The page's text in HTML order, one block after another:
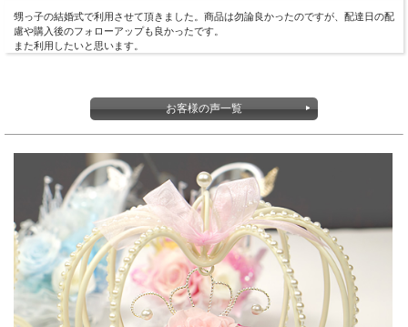
甥っ子の結婚式で利用させて頂きました。商品は勿論良かったのですが、配達日の配
慮や購入後のフォローアップも良かったです。
また利用したいと思います。
お客様の声一覧